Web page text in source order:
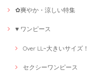
✿爽やか・涼しい特集
♥ ワンピース
Over LL~大きいサイズ！
セクシーワンピース